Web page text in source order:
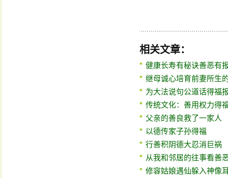
相关文章：
健康长寿有秘诀善恶有
继母诚心培育前妻所生
为大法说句公道话得福
传统文化：善用权力得
父亲的善良救了一家人
以德传家子孙得福
行善积阴德大忍消巨祸
从我和邻居的往事看善
修容姑娘遇仙躲入神像